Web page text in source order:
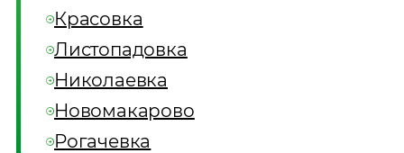
Красовка
Листопадовка
Николаевка
Новомакарово
Рогачевка